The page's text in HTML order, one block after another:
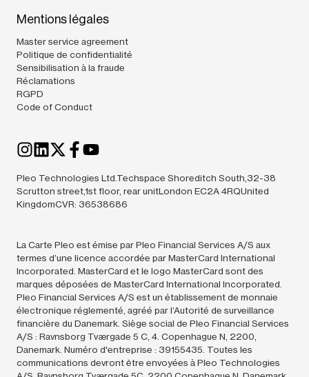
Mentions légales
Master service agreement
Politique de confidentialité
Sensibilisation à la fraude
Réclamations
RGPD
Code of Conduct
Pleo Technologies Ltd.Techspace Shoreditch South,32-38
Scrutton street,1st floor, rear unitLondon EC2A 4RQUnited
KingdomCVR: 36538686
La Carte Pleo est émise par Pleo Financial Services A/S aux
termes d’une licence accordée par MasterCard International
Incorporated. MasterCard et le logo MasterCard sont des
marques déposées de MasterCard International Incorporated.
Pleo Financial Services A/S est un établissement de monnaie
électronique réglementé, agréé par l’Autorité de surveillance
financière du Danemark. Siège social de Pleo Financial Services
A/S : Ravnsborg Tværgade 5 C, 4. Copenhague N, 2200,
Danemark. Numéro d'entreprise : 39155435. Toutes les
communications devront être envoyées à Pleo Technologies